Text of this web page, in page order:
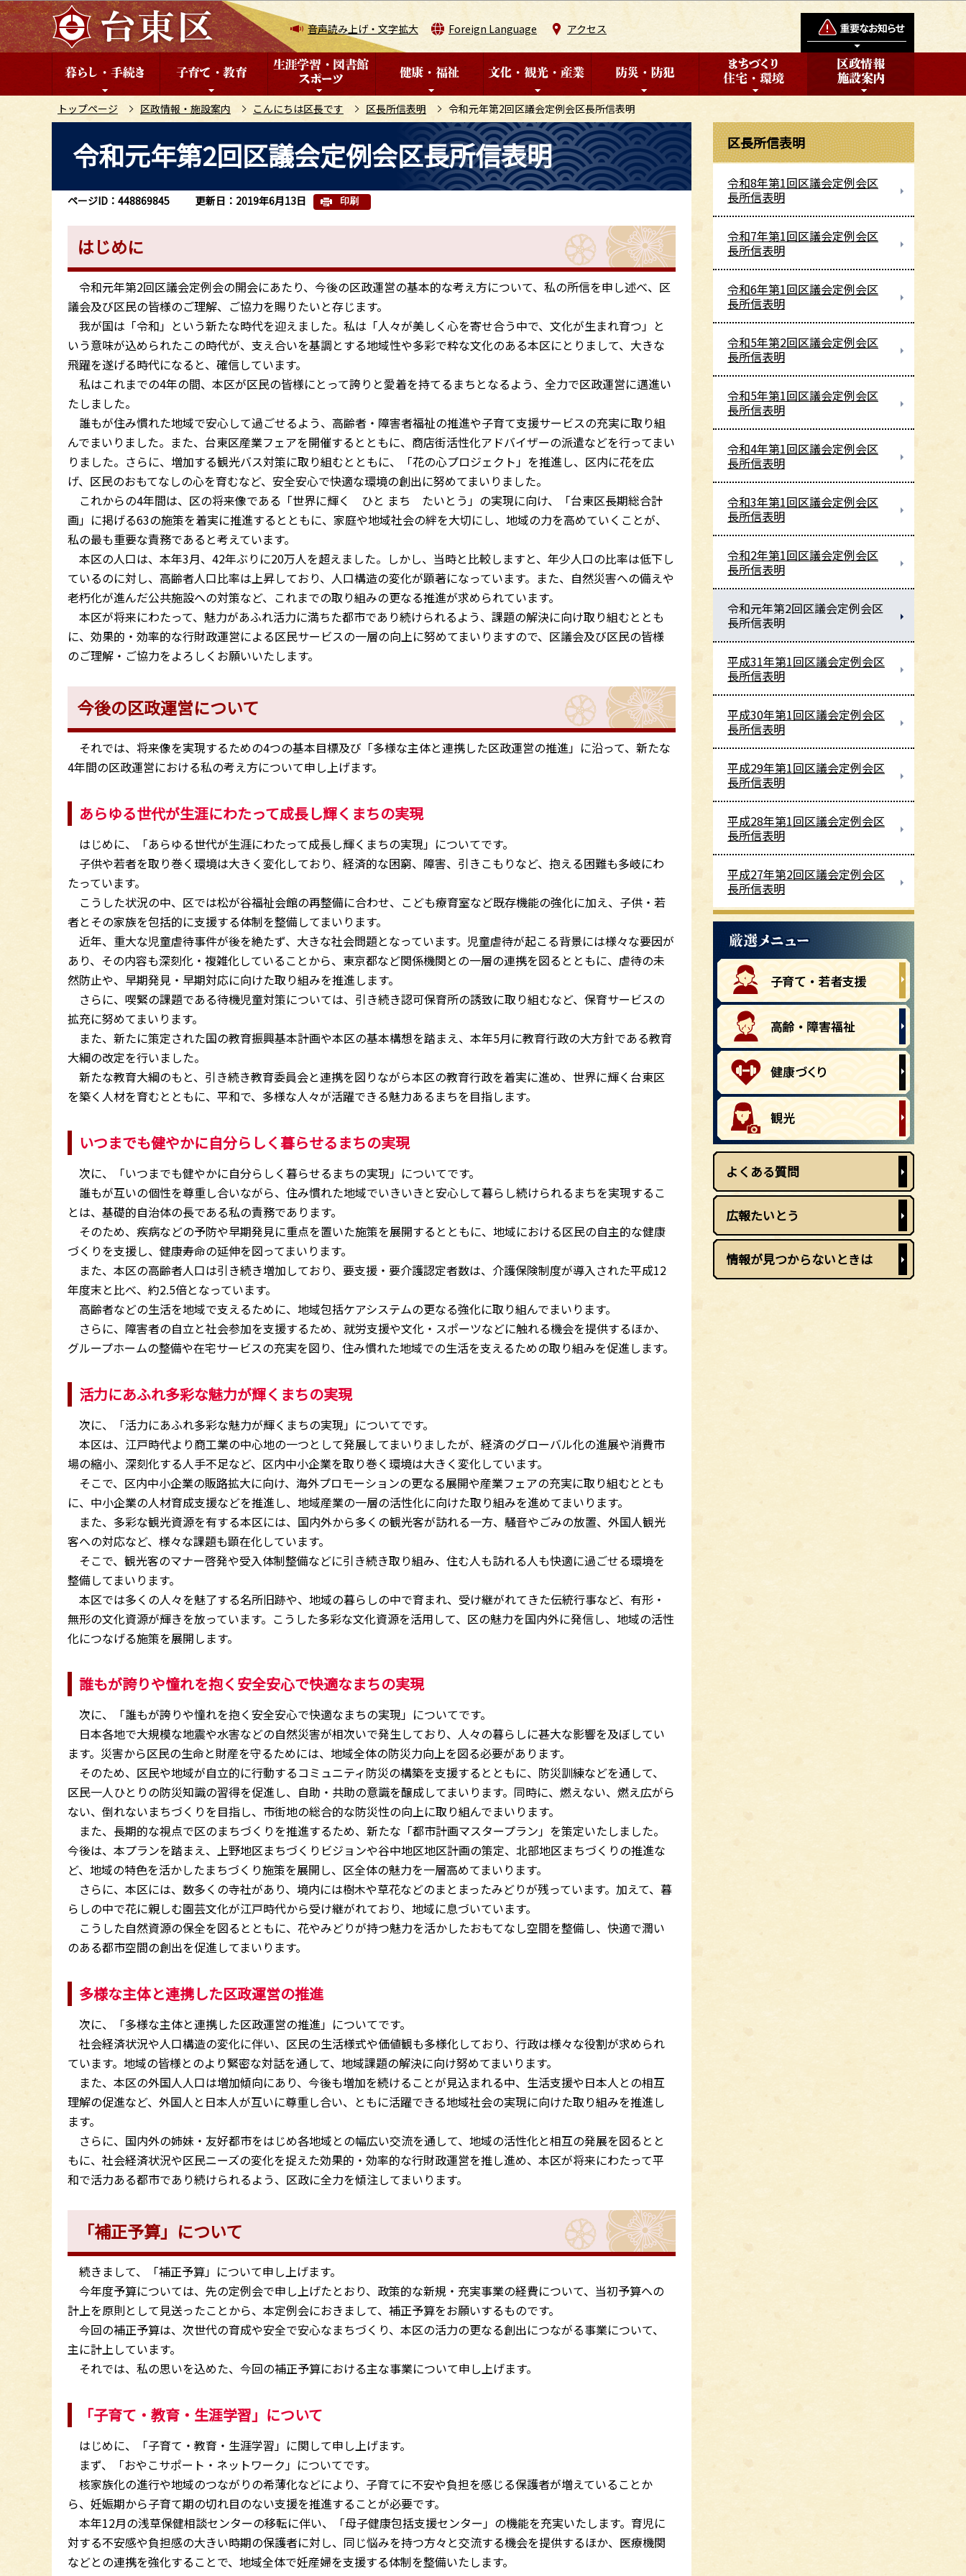
こ
の
ペ
音声読み上げ・文字拡大 Foreign Language アクセス
トップページ 区政情報・施設案内 こんにちは区長です 区長所信表明 令和元年第2回区議会定例会区長所信表明
こ
令和元年第2回区議会定例会区長所信表明
ページID：448869845 更新日：2019年6月13日 印刷
はじめに
令和元年第2回区議会定例会の開会にあたり、今後の区政運営の基本的な考え方について、私の所信を申し述べ、区
議会及び区民の皆様のご理解、ご協力を賜りたいと存じます。
我が国は「令和」という新たな時代を迎えました。私は「人々が美しく心を寄せ合う中で、文化が生まれ育つ」と
いう意味が込められたこの時代が、支え合いを基調とする地域性や多彩で粋な文化のある本区にとりまして、大きな
飛躍を遂げる時代になると、確信しています。
私はこれまでの4年の間、本区が区民の皆様にとって誇りと愛着を持てるまちとなるよう、全力で区政運営に邁進い
たしました。
誰もが住み慣れた地域で安心して過ごせるよう、高齢者・障害者福祉の推進や子育て支援サービスの充実に取り組
んでまいりました。また、台東区産業フェアを開催するとともに、商店街活性化アドバイザーの派遣などを行ってまい
りました。さらに、増加する観光バス対策に取り組むとともに、「花の心プロジェクト」を推進し、区内に花を広
げ、区民のおもてなしの心を育むなど、安全安心で快適な環境の創出に努めてまいりました。
これからの4年間は、区の将来像である「世界に輝く ひと まち たいとう」の実現に向け、「台東区長期総合計
画」に掲げる63の施策を着実に推進するとともに、家庭や地域社会の絆を大切にし、地域の力を高めていくことが、
私の最も重要な責務であると考えています。
本区の人口は、本年3月、42年ぶりに20万人を超えました。しかし、当時と比較しますと、年少人口の比率は低下し
ているのに対し、高齢者人口比率は上昇しており、人口構造の変化が顕著になっています。また、自然災害への備えや
老朽化が進んだ公共施設への対策など、これまでの取り組みの更なる推進が求められています。
本区が将来にわたって、魅力があふれ活力に満ちた都市であり続けられるよう、課題の解決に向け取り組むととも
に、効果的・効率的な行財政運営による区民サービスの一層の向上に努めてまいりますので、区議会及び区民の皆様
のご理解・ご協力をよろしくお願いいたします。
今後の区政運営について
それでは、将来像を実現するための4つの基本目標及び「多様な主体と連携した区政運営の推進」に沿って、新たな
4年間の区政運営における私の考え方について申し上げます。
あらゆる世代が生涯にわたって成長し輝くまちの実現
はじめに、「あらゆる世代が生涯にわたって成長し輝くまちの実現」についてです。
子供や若者を取り巻く環境は大きく変化しており、経済的な困窮、障害、引きこもりなど、抱える困難も多岐にわ
たっています。
こうした状況の中、区では松が谷福祉会館の再整備に合わせ、こども療育室など既存機能の強化に加え、子供・若
者とその家族を包括的に支援する体制を整備してまいります。
近年、重大な児童虐待事件が後を絶たず、大きな社会問題となっています。児童虐待が起こる背景には様々な要因が
あり、その内容も深刻化・複雑化していることから、東京都など関係機関との一層の連携を図るとともに、虐待の未
然防止や、早期発見・早期対応に向けた取り組みを推進します。
さらに、喫緊の課題である待機児童対策については、引き続き認可保育所の誘致に取り組むなど、保育サービスの
拡充に努めてまいります。
また、新たに策定された国の教育振興基本計画や本区の基本構想を踏まえ、本年5月に教育行政の大方針である教育
大綱の改定を行いました。
新たな教育大綱のもと、引き続き教育委員会と連携を図りながら本区の教育行政を着実に進め、世界に輝く台東区
を築く人材を育むとともに、平和で、多様な人々が活躍できる魅力あるまちを目指します。
いつまでも健やかに自分らしく暮らせるまちの実現
次に、「いつまでも健やかに自分らしく暮らせるまちの実現」についてです。
誰もが互いの個性を尊重し合いながら、住み慣れた地域でいきいきと安心して暮らし続けられるまちを実現するこ
とは、基礎的自治体の長である私の責務であります。
そのため、疾病などの予防や早期発見に重点を置いた施策を展開するとともに、地域における区民の自主的な健康
づくりを支援し、健康寿命の延伸を図ってまいります。
また、本区の高齢者人口は引き続き増加しており、要支援・要介護認定者数は、介護保険制度が導入された平成12
年度末と比べ、約2.5倍となっています。
高齢者などの生活を地域で支えるために、地域包括ケアシステムの更なる強化に取り組んでまいります。
さらに、障害者の自立と社会参加を支援するため、就労支援や文化・スポーツなどに触れる機会を提供するほか、
グループホームの整備や在宅サービスの充実を図り、住み慣れた地域での生活を支えるための取り組みを促進します。
活力にあふれ多彩な魅力が輝くまちの実現
次に、「活力にあふれ多彩な魅力が輝くまちの実現」についてです。
本区は、江戸時代より商工業の中心地の一つとして発展してまいりましたが、経済のグローバル化の進展や消費市
場の縮小、深刻化する人手不足など、区内中小企業を取り巻く環境は大きく変化しています。
そこで、区内中小企業の販路拡大に向け、海外プロモーションの更なる展開や産業フェアの充実に取り組むととも
に、中小企業の人材育成支援などを推進し、地域産業の一層の活性化に向けた取り組みを進めてまいります。
また、多彩な観光資源を有する本区には、国内外から多くの観光客が訪れる一方、騒音やごみの放置、外国人観光
客への対応など、様々な課題も顕在化しています。
そこで、観光客のマナー啓発や受入体制整備などに引き続き取り組み、住む人も訪れる人も快適に過ごせる環境を
整備してまいります。
本区では多くの人々を魅了する名所旧跡や、地域の暮らしの中で育まれ、受け継がれてきた伝統行事など、有形・
無形の文化資源が輝きを放っています。こうした多彩な文化資源を活用して、区の魅力を国内外に発信し、地域の活性
化につなげる施策を展開します。
誰もが誇りや憧れを抱く安全安心で快適なまちの実現
次に、「誰もが誇りや憧れを抱く安全安心で快適なまちの実現」についてです。
日本各地で大規模な地震や水害などの自然災害が相次いで発生しており、人々の暮らしに甚大な影響を及ぼしてい
ます。災害から区民の生命と財産を守るためには、地域全体の防災力向上を図る必要があります。
そのため、区民や地域が自立的に行動するコミュニティ防災の構築を支援するとともに、防災訓練などを通して、
区民一人ひとりの防災知識の習得を促進し、自助・共助の意識を醸成してまいります。同時に、燃えない、燃え広がら
ない、倒れないまちづくりを目指し、市街地の総合的な防災性の向上に取り組んでまいります。
また、長期的な視点で区のまちづくりを推進するため、新たな「都市計画マスタープラン」を策定いたしました。
今後は、本プランを踏まえ、上野地区まちづくりビジョンや谷中地区地区計画の策定、北部地区まちづくりの推進な
ど、地域の特色を活かしたまちづくり施策を展開し、区全体の魅力を一層高めてまいります。
さらに、本区には、数多くの寺社があり、境内には樹木や草花などのまとまったみどりが残っています。加えて、暮
らしの中で花に親しむ園芸文化が江戸時代から受け継がれており、地域に息づいています。
こうした自然資源の保全を図るとともに、花やみどりが持つ魅力を活かしたおもてなし空間を整備し、快適で潤い
のある都市空間の創出を促進してまいります。
多様な主体と連携した区政運営の推進
次に、「多様な主体と連携した区政運営の推進」についてです。
社会経済状況や人口構造の変化に伴い、区民の生活様式や価値観も多様化しており、行政は様々な役割が求められ
ています。地域の皆様とのより緊密な対話を通して、地域課題の解決に向け努めてまいります。
また、本区の外国人人口は増加傾向にあり、今後も増加を続けることが見込まれる中、生活支援や日本人との相互
理解の促進など、外国人と日本人が互いに尊重し合い、ともに活躍できる地域社会の実現に向けた取り組みを推進し
ます。
さらに、国内外の姉妹・友好都市をはじめ各地域との幅広い交流を通して、地域の活性化と相互の発展を図るとと
もに、社会経済状況や区民ニーズの変化を捉えた効果的・効率的な行財政運営を推し進め、本区が将来にわたって平
和で活力ある都市であり続けられるよう、区政に全力を傾注してまいります。
「補正予算」について
続きまして、「補正予算」について申し上げます。
今年度予算については、先の定例会で申し上げたとおり、政策的な新規・充実事業の経費について、当初予算への
計上を原則として見送ったことから、本定例会におきまして、補正予算をお願いするものです。
今回の補正予算は、次世代の育成や安全で安心なまちづくり、本区の活力の更なる創出につながる事業について、
主に計上しています。
それでは、私の思いを込めた、今回の補正予算における主な事業について申し上げます。
「子育て・教育・生涯学習」について
はじめに、「子育て・教育・生涯学習」に関して申し上げます。
まず、「おやこサポート・ネットワーク」についてです。
核家族化の進行や地域のつながりの希薄化などにより、子育てに不安や負担を感じる保護者が増えていることか
ら、妊娠期から子育て期の切れ目のない支援を推進することが必要です。
本年12月の浅草保健相談センターの移転に伴い、「母子健康包括支援センター」の機能を充実いたします。育児に
対する不安感や負担感の大きい時期の保護者に対し、同じ悩みを持つ方々と交流する機会を提供するほか、医療機関
などとの連携を強化することで、地域全体で妊産婦を支援する体制を整備いたします。
区長所信表明
令和8年第1回区議会定例会区
長所信表明
令和7年第1回区議会定例会区
長所信表明
令和6年第1回区議会定例会区
長所信表明
令和5年第2回区議会定例会区
長所信表明
令和5年第1回区議会定例会区
長所信表明
令和4年第1回区議会定例会区
長所信表明
令和3年第1回区議会定例会区
長所信表明
令和2年第1回区議会定例会区
長所信表明
令和元年第2回区議会定例会区
長所信表明
平成31年第1回区議会定例会区
長所信表明
平成30年第1回区議会定例会区
長所信表明
平成29年第1回区議会定例会区
長所信表明
平成28年第1回区議会定例会区
長所信表明
平成27年第2回区議会定例会区
長所信表明
よくある質問
広報たいとう
情報が見つからないときは